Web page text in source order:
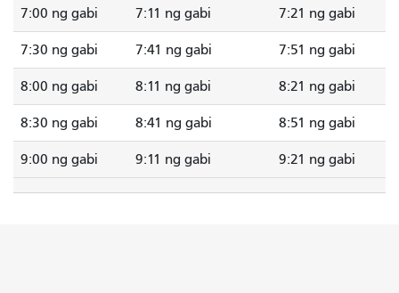
7:00 ng gabi 7:11 ng gabi 7:21 ng gabi
7:30 ng gabi 7:41 ng gabi 7:51 ng gabi
8:00 ng gabi 8:11 ng gabi 8:21 ng gabi
8:30 ng gabi 8:41 ng gabi 8:51 ng gabi
9:00 ng gabi 9:11 ng gabi 9:21 ng gabi